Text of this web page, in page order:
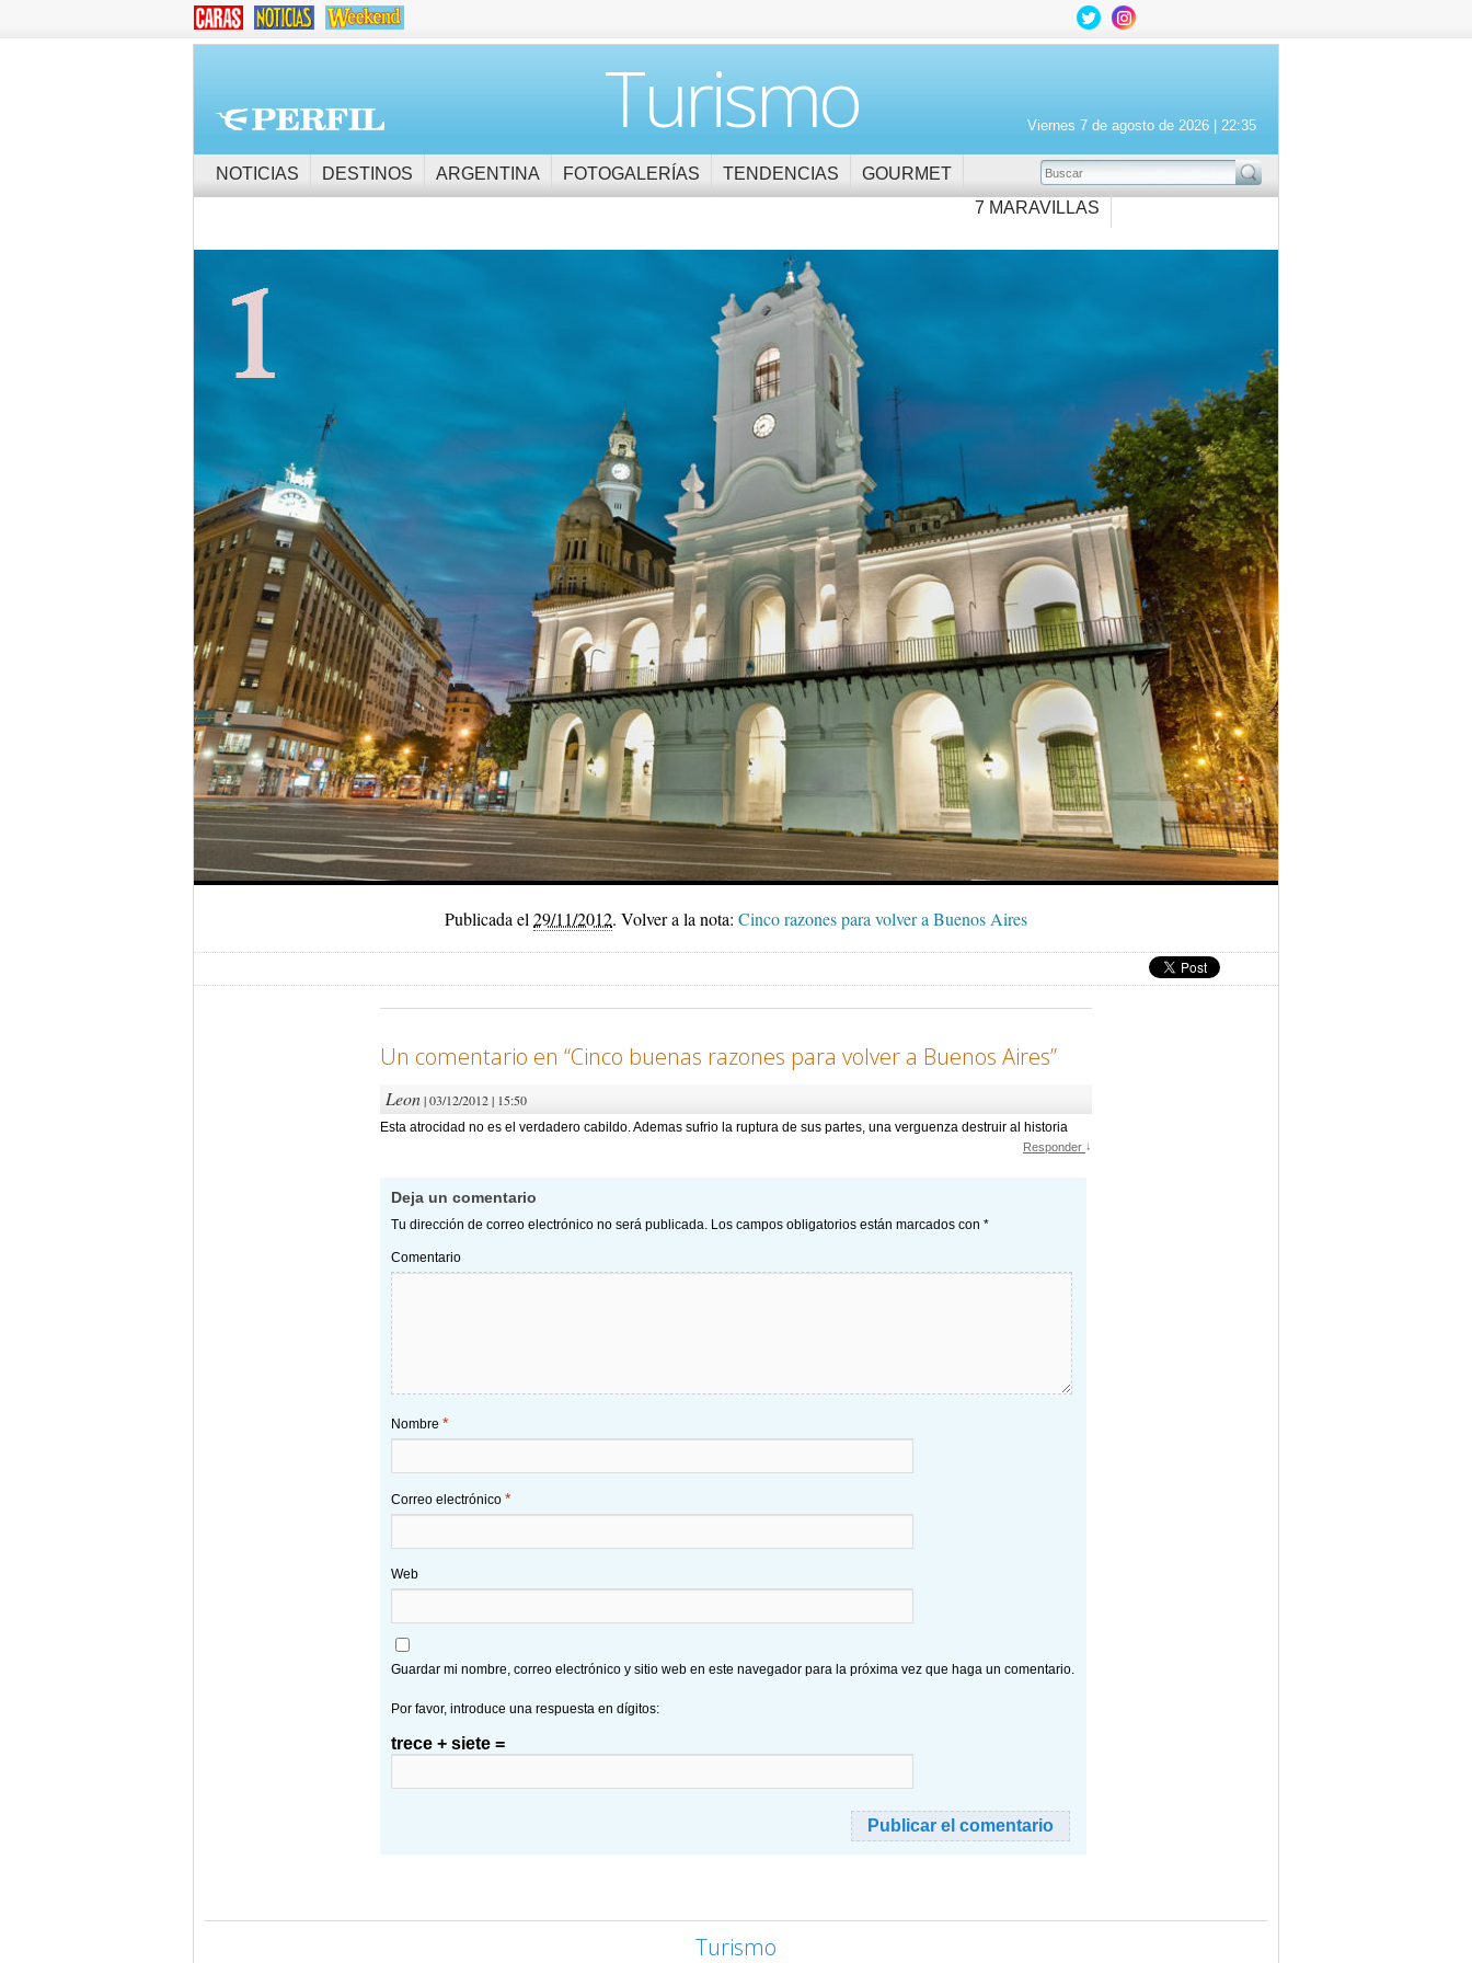
Viernes 7 de agosto de 2026 | 22:35
Turismo
BUSCAR
NOTICIAS DESTINOS ARGENTINA FOTOGALERÍAS TENDENCIAS
GOURMET
7 MARAVILLAS
Publicada el 29/11/2012. Volver a la nota: Cinco razones para volver a Buenos Aires
Un comentario en “Cinco buenas razones para volver a Buenos Aires”
Leon| 03/12/2012 | 15:50
Esta atrocidad no es el verdadero cabildo. Ademas sufrio la ruptura de sus partes, una verguenza destruir al historia
Responder ↓
Deja un comentario
Tu dirección de correo electrónico no será publicada. Los campos obligatorios están marcados con *
Comentario
Nombre *
Correo electrónico *
Web
Guardar mi nombre, correo electrónico y sitio web en este navegador para la próxima vez que haga un comentario.
Por favor, introduce una respuesta en dígitos:
trece + siete =
Turismo